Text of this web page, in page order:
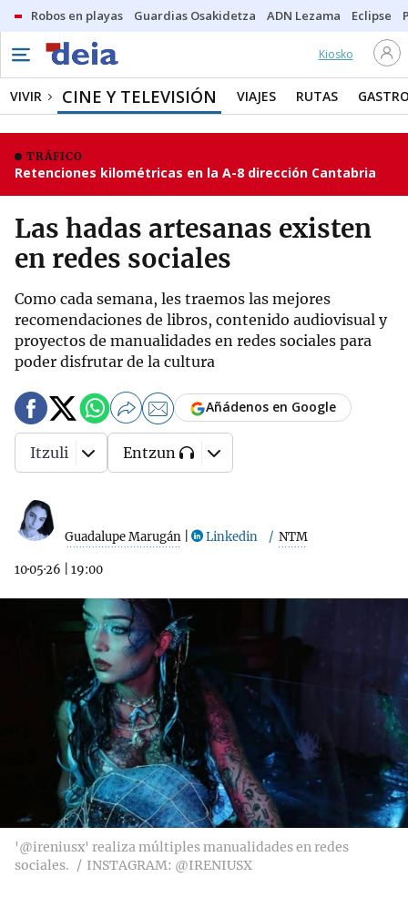
Robos en playas Guardias Osakidetza ADN Lezama Eclipse
Kiosko
VIVIR CINE Y TELEVISIÓN VIAJES RUTAS
TRÁFICO
Retenciones kilométricas en la A-8 dirección Cantabria
Las hadas artesanas existen
en redes sociales
Como cada semana, les traemos las mejores
recomendaciones de libros, contenido audiovisual y
proyectos de manualidades en redes sociales para
poder disfrutar de la cultura
Guadalupe Marugán Linkedin NTM
10·05·26 19:00
Añádenos en Google
Itzuli Entzun
'@ireniusx' realiza múltiples manualidades en redes
sociales.
INSTAGRAM: @IRENIUSX